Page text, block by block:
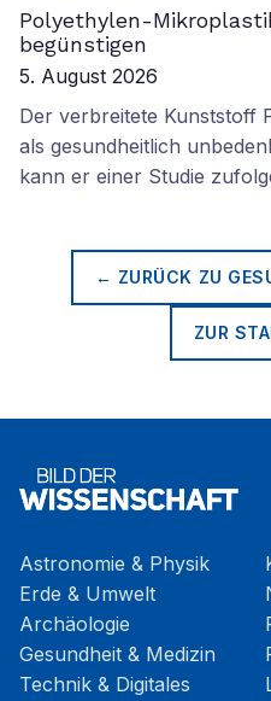
Polyethylen-
begünstigen
5. August 2026
Der verbreitete Kunststoff
als gesundheitlich
kann er einer Studie
← ZURÜCK ZU
ZUR
Astronomie & Physik
Erde & Umwelt
Archäologie
Gesundheit & Medizin
Technik & Digitales